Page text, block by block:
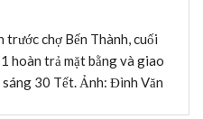
trước chợ Bến Thành, cuối
hoàn trả mặt bằng và giao
30 Tết. Ảnh: Đình Văn